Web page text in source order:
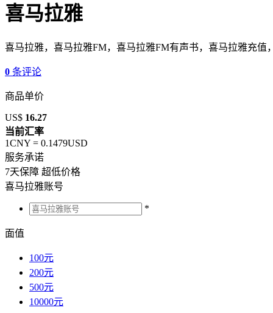
喜马拉雅
喜马拉雅，喜马拉雅FM，喜马拉雅FM有声书，喜马拉雅充值
0 条评论
商品单价
US$ 16.27
当前汇率
1CNY = 0.1479USD
服务承诺
7天保障 超低价格
喜马拉雅账号
*
面值
100元
200元
500元
10000元